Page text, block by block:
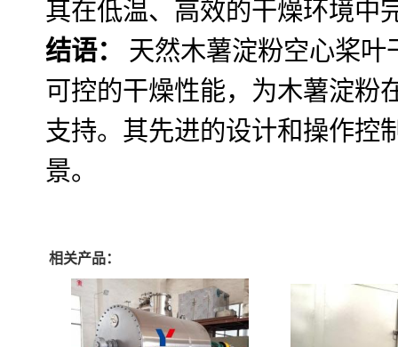
其在低温、高效的干燥环境中
结语：
天然木薯淀粉空心桨
可控的干燥性能，为木薯淀粉
支持。其先进的设计和操作控
景。
相关产品：